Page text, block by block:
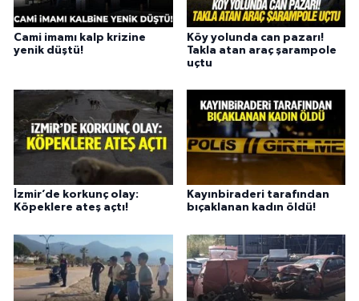
Cami imamı kalp krizine
yenik düştü!
Köy yolunda can pazarı!
Takla atan araç şarampole
uçtu
İzmir’de korkunç olay:
Köpeklere ateş açtı!
Kayınbiraderi tarafından
bıçaklanan kadın öldü!